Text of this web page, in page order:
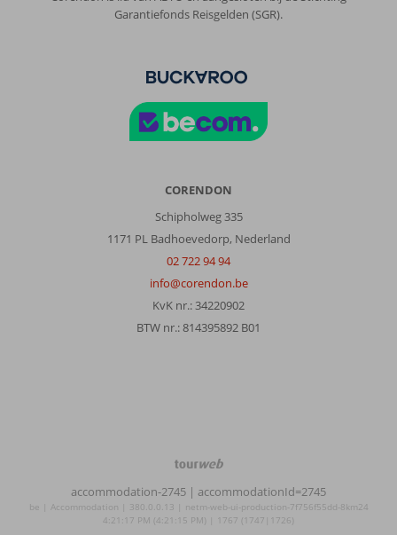
Garantiefonds Reisgelden (SGR).
CORENDON
Schipholweg 335
1171 PL Badhoevedorp, Nederland
02 722 94 94
info@corendon.be
KvK nr.: 34220902
BTW nr.: 814395892 B01
TourWeb
NetMatch
accommodation-2745 | accommodationId=2745
be | Accommodation | 380.0.0.13 | netm-web-ui-production-7f756f55dd-8km24
4:21:17 PM (4:21:15 PM) | 1767 (1747|1726)